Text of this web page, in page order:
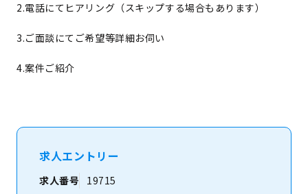
2.電話にてヒアリング（スキップする場合もあります）
3.ご面談にてご希望等詳細お伺い
4.案件ご紹介
求人エントリー
求人番号
19715